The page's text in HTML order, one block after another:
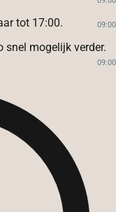
tot 17:00. 09:00
snel mogelijk verder.
09:00